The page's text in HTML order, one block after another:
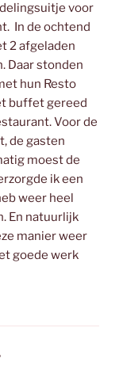
voor
In de ochtend
2 afgeladen
Daar stonden
hun Resto
buffet gereed
Voor de
de gasten
moest de
ik een
weer heel
En natuurlijk
manier weer
goede werk